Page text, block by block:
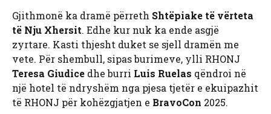
Gjithmonë ka dramë përreth Shtëpiake të vërteta
të Nju Xhersit. Edhe kur nuk ka ende asgjë
zyrtare. Kasti thjesht duket se sjell dramën me
vete. Për shembull, sipas burimeve, ylli RHONJ
Teresa Giudice dhe burri Luis Ruelas qëndroi në
një hotel të ndryshëm nga pjesa tjetër e ekuipazhit
të RHONJ për kohëzgjatjen e BravoCon 2025.